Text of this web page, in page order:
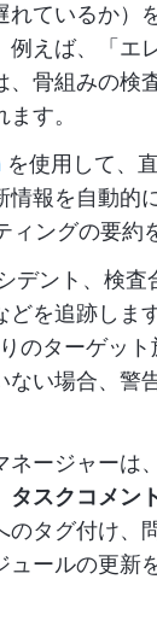
れているか）
えば、「エ
、骨組みの検
す。
を使用して、
情報を自動的
ングの要約
デント、検査
どを追跡しま
のターゲッ
ない場合、警
ネージャーは
タスクコメン
のタグ付け、
ュールの更新